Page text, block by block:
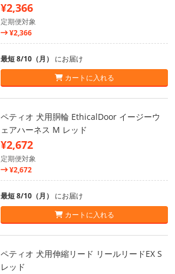
¥2,366
定期便対象
¥2,366
最短 8/10（月） にお届け
カートに入れる
ペティオ 犬用胴輪 EthicalDoor イージーウ
ェアハーネス M レッド
¥2,672
定期便対象
¥2,672
最短 8/10（月） にお届け
カートに入れる
ペティオ 犬用伸縮リード リールリードEX S
レッド